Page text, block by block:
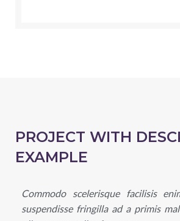
PROJECT WITH
EXAMPLE
Commodo scelerisque facilisis
suspendisse fringilla ad a primis